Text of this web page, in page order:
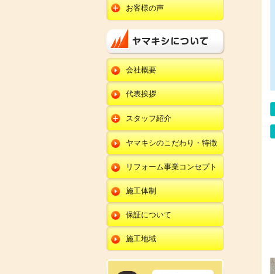
外壁塗装・外装工事
改装・内装リフォー
ム
修理・小工事
全面リフォーム
川北店
小松店
新加賀店
金津店
朝日店
羽咋店
金沢田上店
金沢野々市店
小松店
新加賀店
金津店
朝日店
羽咋店
金沢田上店
お客様の声
キッチン
ユニットバス
トイレ
洗面化粧台
オール電化・給湯器
エクステリア
外壁塗装・外壁工事
改装・内装リフォー
ム
修理・小工事
全面リフォーム
会社概要
代表挨拶
スタッフ紹介
本部
田鶴浜店
金沢野々市店
川北店
小松店
新加賀店
金津店
ヤマキシのこだわり・特徴
リフォーム事業コンセプト
施工体制
保証について
施工地域